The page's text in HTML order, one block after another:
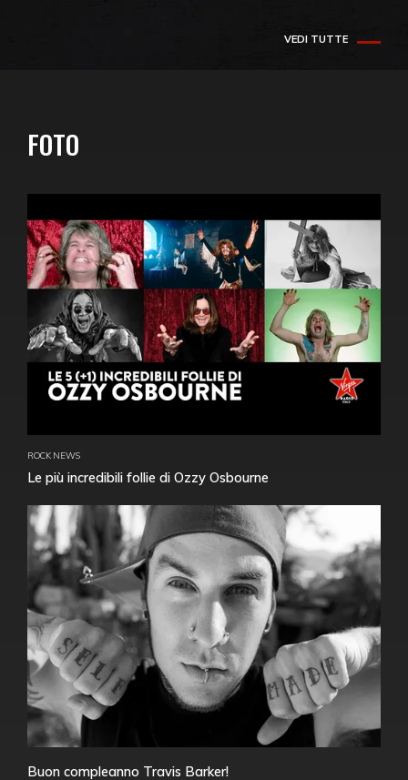
VEDI TUTTE
FOTO
ROCK NEWS
Le più incredibili follie di Ozzy Osbourne
Buon compleanno Travis Barker!